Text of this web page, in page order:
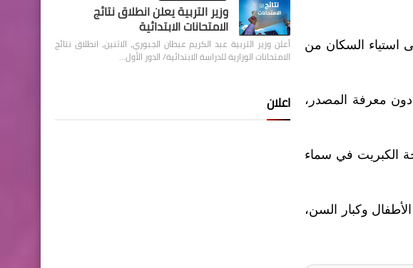
استياء السكان من
معرفة المصدر،
الكبريت في سماء
وكبار السن،
وزير التربية يعلن انطلاق نتائج
الامتحانات الابتدائية
أعلن وزير التربية عبد الكريم عبطان الجبوري، الاثنين، انطلاق نتائج
الامتحانات الوزارية للدراسة الابتدائية/ الدور الأول…
اعلان